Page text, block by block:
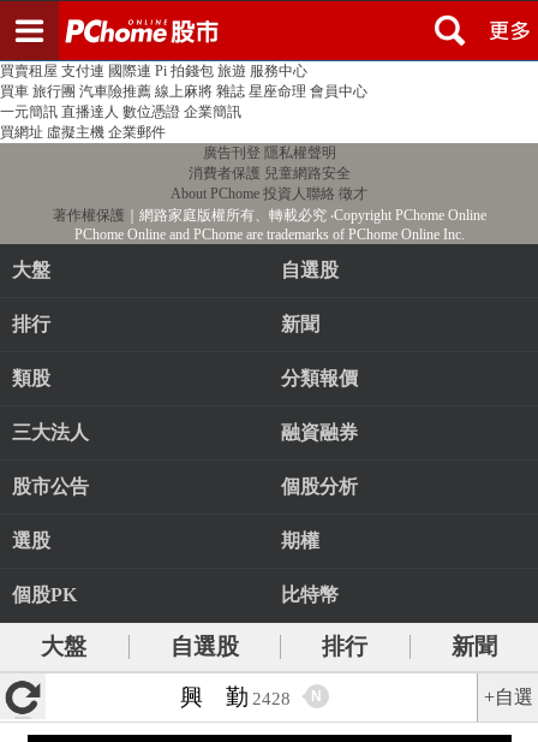
PChome首頁 線上購物 24h購物 書店
買賣租屋 支付連 國際連 Pi 拍錢包 旅遊 服務中心
買車 旅行團 汽車險推薦 線上麻將 雜誌 星座命理 會員中心
一元簡訊 直播達人 數位憑證 企業簡訊
買網址 虛擬主機 企業郵件
廣告刊登 隱私權聲明
消費者保護 兒童網路安全
About PChome 投資人聯絡 徵才
著作權保護 ｜網路家庭版權所有、轉載必究‧Copyright PChome Online
PChome Online and PChome are trademarks of PChome Online Inc.
大盤 自選股
排行 新聞
類股 分類報價
三大法人 融資融券
股市公告 個股分析
選股 期權
個股PK 比特幣
大盤 自選股 排行
新聞
興 勤 2428 N +自選